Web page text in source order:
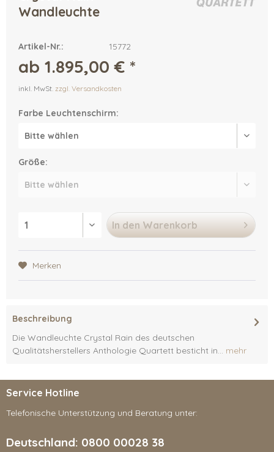
Wandleuchte
Artikel-Nr.: 15772
ab 1.895,00 € *
inkl. MwSt. zzgl. Versandkosten
Farbe Leuchtenschirm:
Größe:
In den Warenkorb
Merken
Beschreibung
Die Wandleuchte Crystal Rain des deutschen
Qualitätsherstellers Anthologie Quartett besticht in... mehr
Service Hotline
Telefonische Unterstützung und Beratung unter:
Deutschland: 0800 00028 38